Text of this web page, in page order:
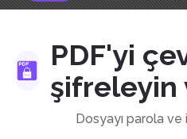
PDF'yi
şifreleyin
Dosyayı parola